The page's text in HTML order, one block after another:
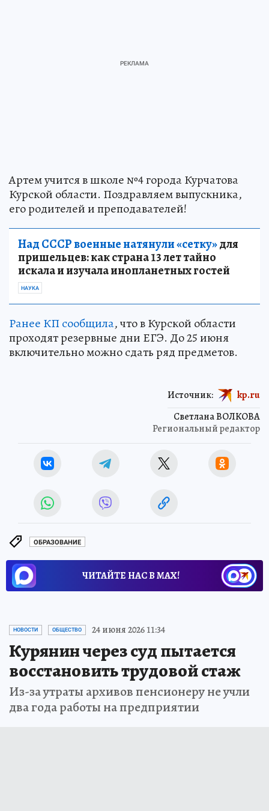
Артем учится в школе №4 города Курчатова
Курской области. Поздравляем выпускника,
его родителей и преподавателей!
Над СССР военные натянули «сетку»для
пришельцев: как страна 13 лет тайно
искала и изучала инопланетных гостей
НАУКА
Ранее КП сообщила, что в Курской области
проходят резервные дни ЕГЭ. До 25 июня
включительно можно сдать ряд предметов.
Светлана ВОЛКОВА
Региональный редактор
Источник: kp.ru
ОБРАЗОВАНИЕ
ЧИТАЙТЕ НАС В МАХ!
НОВОСТИ ОБЩЕСТВО 24 июня 2026 11:34
Курянин через суд пытается
восстановить трудовой стаж
Из-за утраты архивов пенсионеру не учли
два года работы на предприятии